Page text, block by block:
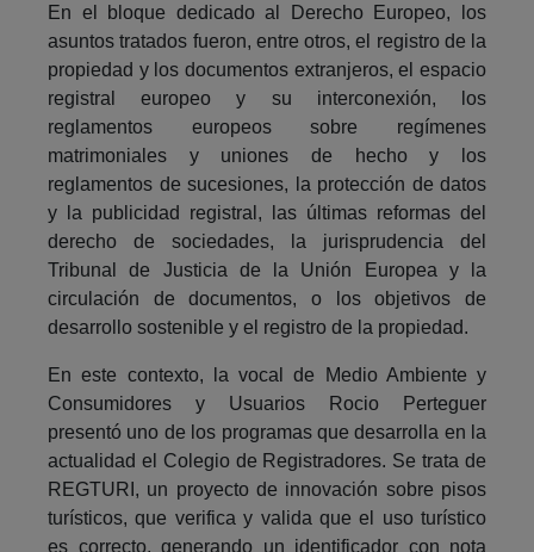
En el bloque dedicado al Derecho Europeo, los
asuntos tratados fueron, entre otros, el registro de la
propiedad y los documentos extranjeros, el espacio
registral europeo y su interconexión, los
reglamentos europeos sobre regímenes
matrimoniales y uniones de hecho y los
reglamentos de sucesiones, la protección de datos
y la publicidad registral, las últimas reformas del
derecho de sociedades, la jurisprudencia del
Tribunal de Justicia de la Unión Europea y la
circulación de documentos, o los objetivos de
desarrollo sostenible y el registro de la propiedad.
En este contexto, la vocal de Medio Ambiente y
Consumidores y Usuarios Rocio Perteguer
presentó uno de los programas que desarrolla en la
actualidad el Colegio de Registradores. Se trata de
REGTURI, un proyecto de innovación sobre pisos
turísticos, que verifica y valida que el uso turístico
es correcto, generando un identificador con nota